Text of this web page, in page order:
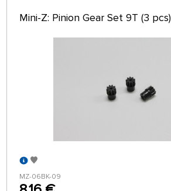
Mini-Z: Pinion Gear Set 9T (3 pcs)
MZ-06BK-09